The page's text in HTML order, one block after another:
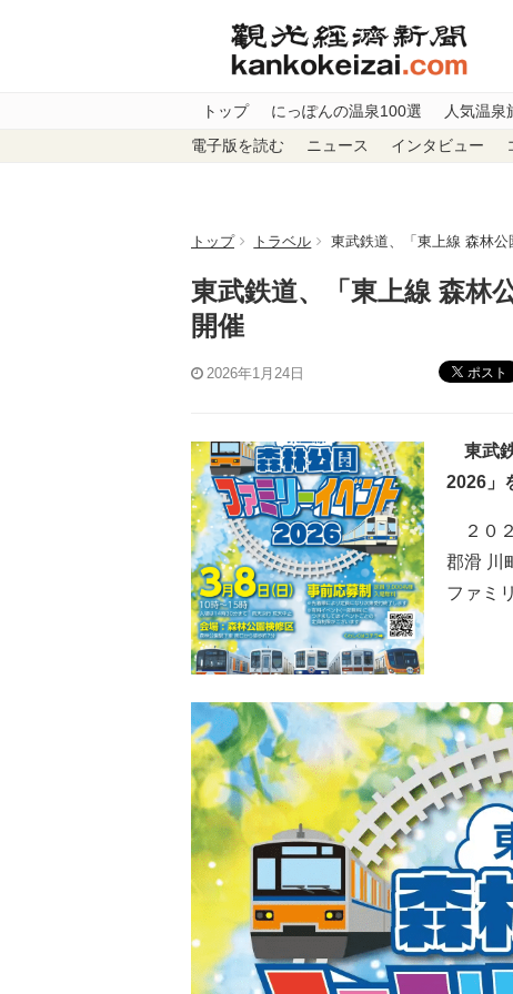
トップ にっぽんの温泉100選 人気温泉
電子版を読む ニュース インタビュー
トップ トラベル 東武鉄道、「東上線 森林
東武鉄道、「東上線 森林
開催
2026年1月24日 ポスト
東武
2026」
２０
郡滑 川
ファミ